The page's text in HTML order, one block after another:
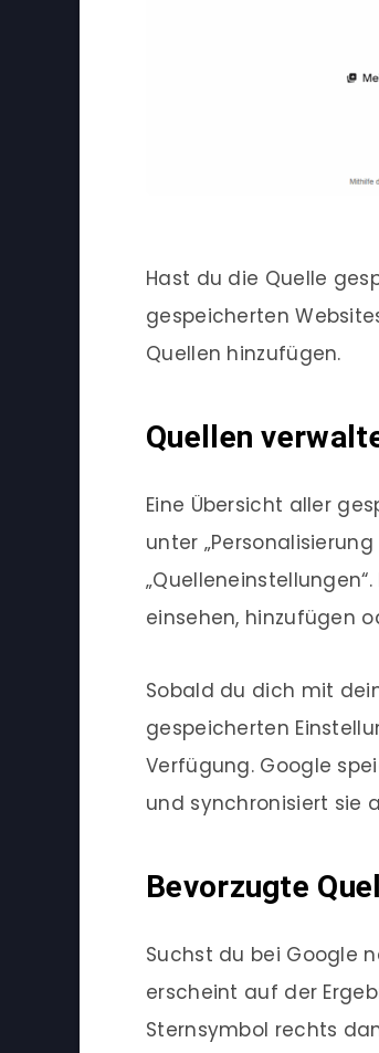
Hast du die Quelle
gespeicherten
Quellen hinzufügen.
Quellen
Eine Übersicht aller
unter „Personalisierung
einsehen, hinzufügen
Sobald du dich mit
gespeicherten
Verfügung. Google
und synchronisiert sie
Bevorzugte
Suchst du bei Google
erscheint auf der
Sternsymbol rechts